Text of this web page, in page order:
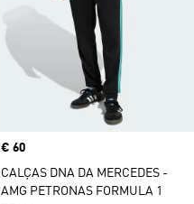
Price
€ 60
CALÇAS DNA DA MERCEDES -
AMG PETRONAS FORMULA 1